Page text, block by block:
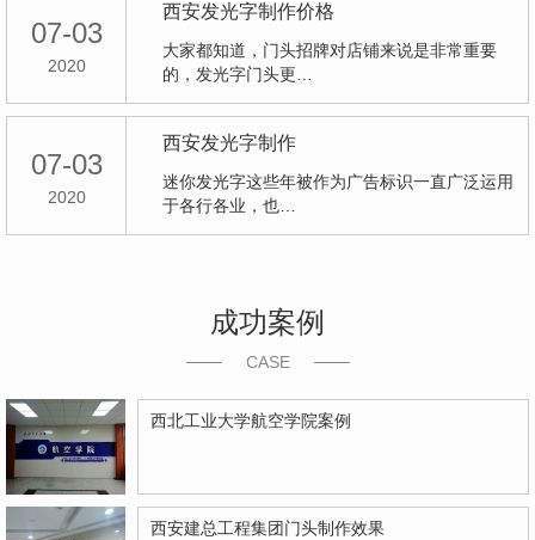
07-03
2020
西安发光字制作价格
大家都知道，门头招牌对店铺来说是非常重要
的，发光字门头更…
07-03
2020
西安发光字制作
迷你发光字这些年被作为广告标识一直广泛运用
于各行各业，也…
成功案例
CASE
西北工业大学航空学院案例
西安建总工程集团门头制作效果